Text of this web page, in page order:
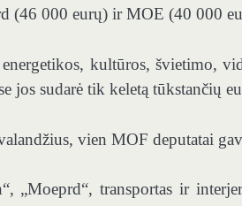
(46 000 eurų) ir MOE (40 000
kultūros, švietimo,
jos sudarė tik keletą tūkstančių
vien MOF deputatai
„Moeprd“, transportas ir